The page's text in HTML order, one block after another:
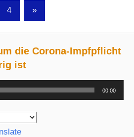
4
Nächste
»
die Corona-Impfpflicht
ist
00:00